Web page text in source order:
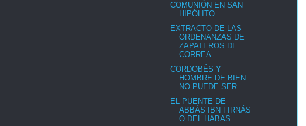
COMUNIÓN EN SAN
HIPÓLITO.
EXTRACTO DE LAS
ORDENANZAS DE
ZAPATEROS DE
CORREA ...
CORDOBÉS Y
HOMBRE DE BIEN
NO PUEDE SER
EL PUENTE DE
ABBÁS IBN FIRNÁS
O DEL HABAS.